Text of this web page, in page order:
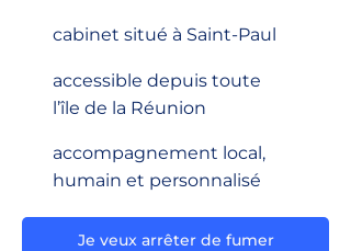
cabinet situé à Saint-Paul
accessible depuis toute
l’île de la Réunion
accompagnement local,
humain et personnalisé
Je veux arrêter de fumer